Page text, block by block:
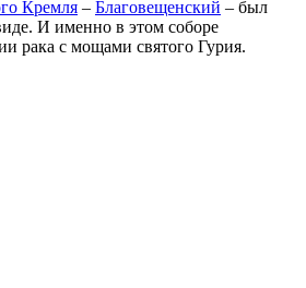
Кремля – Благовещенский – был
И именно в этом соборе
рака с мощами святого Гурия.